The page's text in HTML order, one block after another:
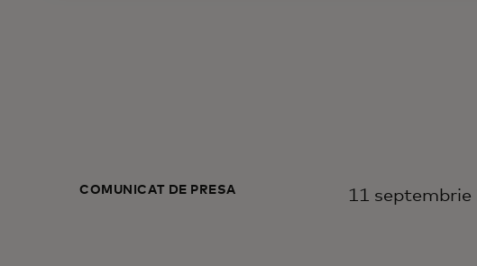
COMUNICAT DE PRESĂ 11 septembrie